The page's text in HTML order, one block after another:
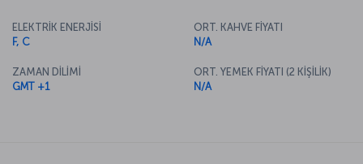
ELEKTRİK ENERJİSİ
F, C
ZAMAN DİLİMİ
GMT +1
ORT. KAHVE FİYATI
N/A
ORT. YEMEK FİYATI (2 KİŞİLİK)
N/A